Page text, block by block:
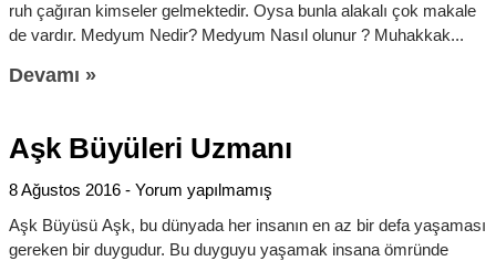
ruh çağıran kimseler gelmektedir. Oysa bunla alakalı çok makale
de vardır. Medyum Nedir? Medyum Nasıl olunur ? Muhakkak
Devamı »
Aşk Büyüleri Uzmanı
8 Ağustos 2016
Yorum yapılmamış
Aşk Büyüsü Aşk, bu dünyada her insanın en az bir defa yaşaması
gereken bir duygudur. Bu duyguyu yaşamak insana ömründe